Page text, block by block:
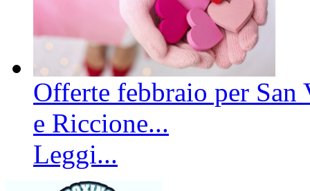
Offerte febbraio per
e Riccione...
Leggi...